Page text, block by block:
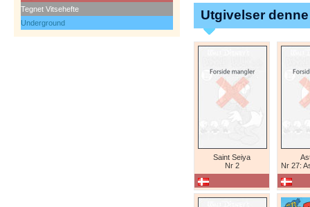
Tegnet Vitsehefte
Underground
Utgivelser
Saint Seiya
Nr 2
Nr 27: